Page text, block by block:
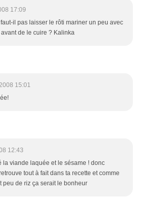
17:09
il pas laisser le rôti mariner un peu avec
avant de le cuire ? Kalinka
15:01
12:43
la viande laquée et le sésame ! donc
tout à fait dans ta recette et comme
peu de riz ça serait le bonheur